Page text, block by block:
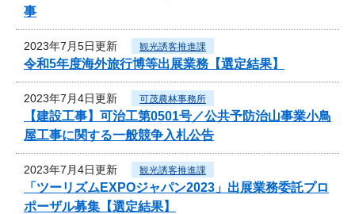
事
2023年7月5日更新 観光誘客推進課
令和5年度海外旅行博等出展業務【選定結果】
2023年7月4日更新 可茂農林事務所
【建設工事】可治工第0501号／公共予防治山事業小鳥
屋工事に関する一般競争入札公告
2023年7月4日更新 観光誘客推進課
「ツーリズムEXPOジャパン2023」出展業務委託プロ
ポーザル募集【選定結果】